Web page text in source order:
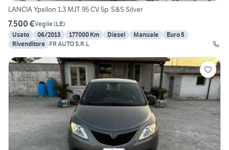
LANCIA Ypsilon 1.3 MJT 95 CV 5p. S&S Silver
7.500 €Veglie(LE)
Usato
06/2013 177000 Km Diesel Manuale
Euro 5
Rivenditore FR AUTO S.R.L